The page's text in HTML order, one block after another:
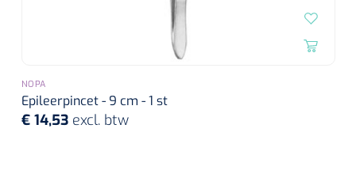
NOPA
Epileerpincet - 9 cm - 1 st
€ 14,53 excl. btw